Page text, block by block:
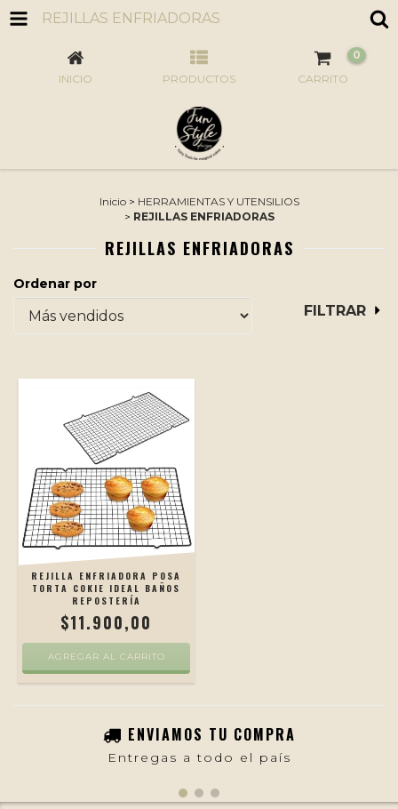
REJILLAS ENFRIADORAS
INICIO PRODUCTOS CARRITO
0
Inicio > HERRAMIENTAS Y UTENSILIOS
> REJILLAS ENFRIADORAS
REJILLAS ENFRIADORAS
Ordenar por
FILTRAR
REJILLA ENFRIADORA POSA
TORTA COKIE IDEAL BAÑOS
REPOSTERÍA
$11.900,00
ENVIAMOS TU COMPRA
Entregas a todo el país